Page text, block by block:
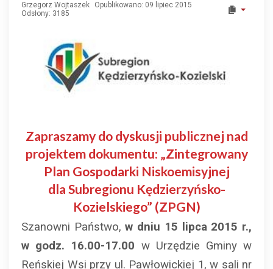
Grzegorz Wojtaszek
Opublikowano: 09 lipiec 2015
Odsłony: 3185
Zapraszamy do dyskusji publicznej nad
projektem dokumentu: „Zintegrowany
Plan Gospodarki Niskoemisyjnej
dla Subregionu Kędzierzyńsko-
Kozielskiego” (ZPGN)
Szanowni Państwo,w dniu 15 lipca 2015 r.,
w godz. 16.00-17.00 w Urzędzie Gminy w
Reńskiej Wsi przy ul. Pawłowickiej 1, w sali nr